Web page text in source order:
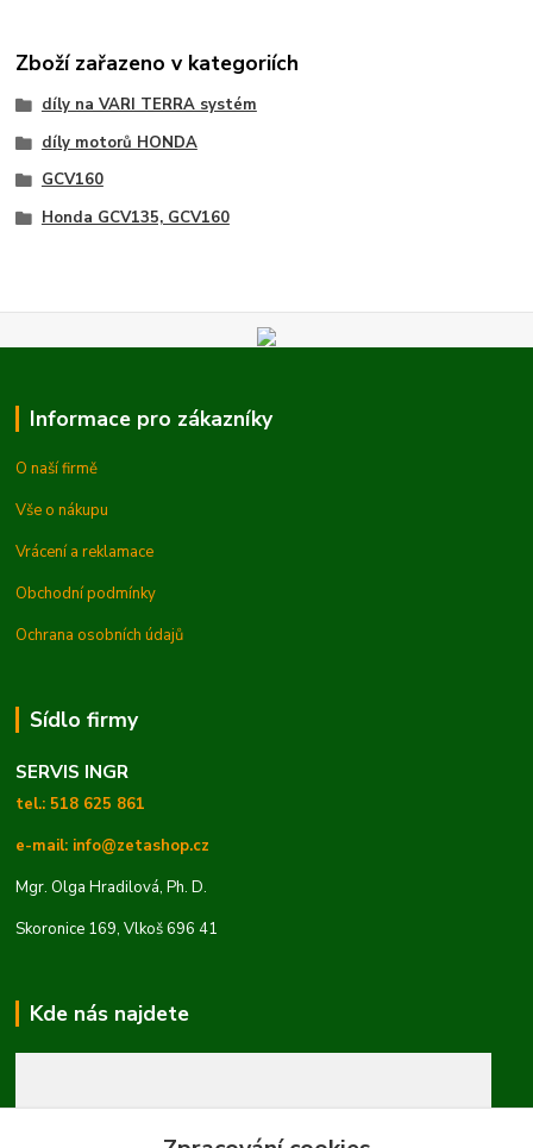
Zboží zařazeno v kategoriích
díly na VARI TERRA systém
díly motorů HONDA
GCV160
Honda GCV135, GCV160
Informace pro zákazníky
O naší firmě
Vše o nákupu
Vrácení a reklamace
Obchodní podmínky
Ochrana osobních údajů
Sídlo firmy
SERVIS INGR
tel.: 518 625 861
e-mail: info@zetashop.cz
Mgr. Olga Hradilová, Ph. D.
Skoronice 169, Vlkoš 696 41
Kde nás najdete